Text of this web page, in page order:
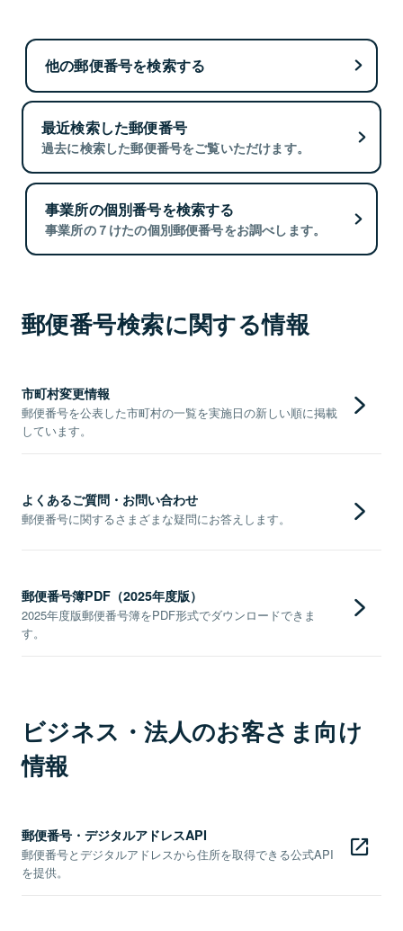
他の郵便番号を検索する
最近検索した郵便番号
過去に検索した郵便番号をご覧いただけます。
事業所の個別番号を検索する
事業所の７けたの個別郵便番号をお調べします。
郵便番号検索に関する情報
市町村変更情報
郵便番号を公表した市町村の一覧を実施日の新しい順に掲載
しています。
よくあるご質問・お問い合わせ
郵便番号に関するさまざまな疑問にお答えします。
郵便番号簿PDF（2025年度版）
2025年度版郵便番号簿をPDF形式でダウンロードできま
す。
ビジネス・法人のお客さま向け
情報
郵便番号・デジタルアドレスAPI
郵便番号とデジタルアドレスから住所を取得できる公式API
を提供。